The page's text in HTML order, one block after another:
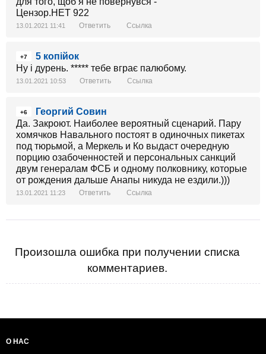
13.01.2021 11:41 Ответить Ссылка
+7
5 копійок
Ну і дурень. ***** тебе вграє палюбому.
13.01.2021 10:53 Ответить Ссылка
+6
Георгий Совин
Да. Закроют. Наиболее вероятный сценарий. Пару
хомячков Навального постоят в одиночных пикетах
под тюрьмой, а Меркель и Ко выдаст очередную
порцию озабоченностей и персональных санкций
двум генералам ФСБ и одному полковнику, которые
от рождения дальше Анапы никуда не ездили.)))
13.01.2021 11:23 Ответить Ссылка
Произошла ошибка при получении списка
комментариев.
О НАС